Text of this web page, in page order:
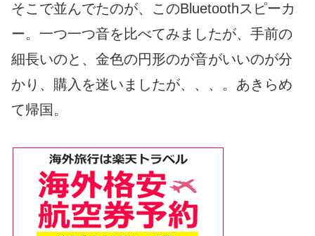
そこで並んでたのが、このBluetoothスピーカ
ー。一つ一つ音を比べてみましたが、手前の
細長いのと、金色の円形のが音がいいのが分
かり、購入を迷いましたが、、、。あきらめ
て帰国。